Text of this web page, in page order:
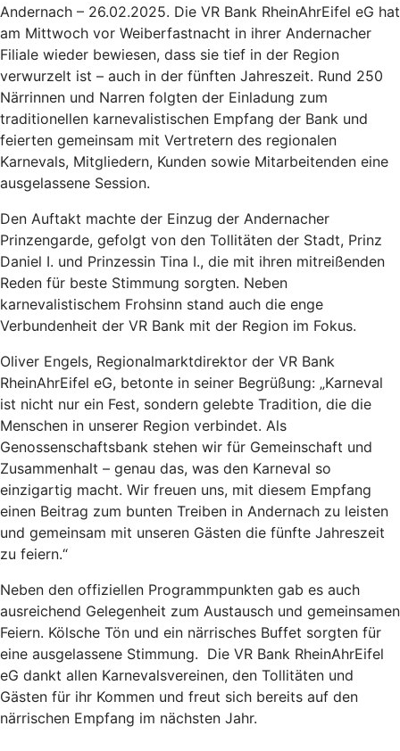
Andernach – 26.02.2025. Die VR Bank RheinAhrEifel eG hat
am Mittwoch vor Weiberfastnacht in ihrer Andernacher
Filiale wieder bewiesen, dass sie tief in der Region
verwurzelt ist – auch in der fünften Jahreszeit. Rund 250
Närrinnen und Narren folgten der Einladung zum
traditionellen karnevalistischen Empfang der Bank und
feierten gemeinsam mit Vertretern des regionalen
Karnevals, Mitgliedern, Kunden sowie Mitarbeitenden eine
ausgelassene Session.
Den Auftakt machte der Einzug der Andernacher
Prinzengarde, gefolgt von den Tollitäten der Stadt, Prinz
Daniel I. und Prinzessin Tina I., die mit ihren mitreißenden
Reden für beste Stimmung sorgten. Neben
karnevalistischem Frohsinn stand auch die enge
Verbundenheit der VR Bank mit der Region im Fokus.
Oliver Engels, Regionalmarktdirektor der VR Bank
RheinAhrEifel eG, betonte in seiner Begrüßung: „Karneval
ist nicht nur ein Fest, sondern gelebte Tradition, die die
Menschen in unserer Region verbindet. Als
Genossenschaftsbank stehen wir für Gemeinschaft und
Zusammenhalt – genau das, was den Karneval so
einzigartig macht. Wir freuen uns, mit diesem Empfang
einen Beitrag zum bunten Treiben in Andernach zu leisten
und gemeinsam mit unseren Gästen die fünfte Jahreszeit
zu feiern.“
Neben den offiziellen Programmpunkten gab es auch
ausreichend Gelegenheit zum Austausch und gemeinsamen
Feiern. Kölsche Tön und ein närrisches Buffet sorgten für
eine ausgelassene Stimmung. Die VR Bank RheinAhrEifel
eG dankt allen Karnevalsvereinen, den Tollitäten und
Gästen für ihr Kommen und freut sich bereits auf den
närrischen Empfang im nächsten Jahr.